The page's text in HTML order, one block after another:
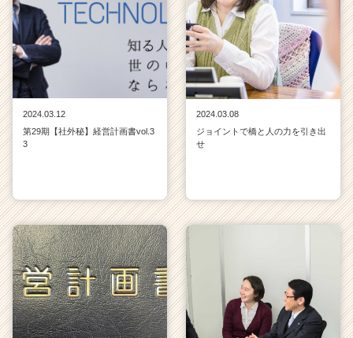
2024.03.12
第29期【社外秘】経営計画書vol.3
3
2024.03.08
ジョイントで橋と人の力を引き出
せ